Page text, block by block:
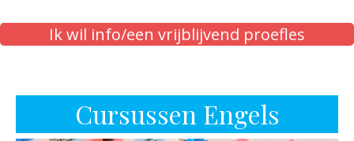
Ik wil info/een vrijblijvend proefles
Cursussen Engels